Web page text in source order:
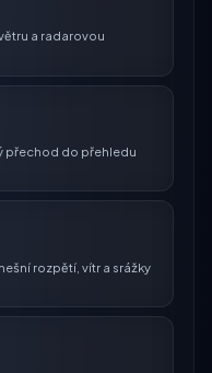
a radarovou
přechod do přehledu
rozpětí, vítr a srážky